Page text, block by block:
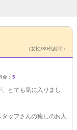
（女性/30代前半）
金： 5
とても気に入りまし
ッフさんの癒しのお人